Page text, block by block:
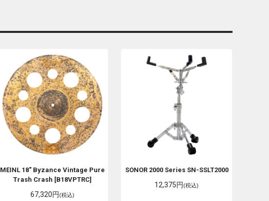
MEINL 18" Byzance Vintage Pure
Trash Crash [B18VPTRC]
67,320円(税込)
SONOR 2000 Series SN-SSLT2000
12,375円(税込)